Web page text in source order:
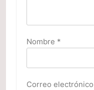
Nombre *
Correo electrónico